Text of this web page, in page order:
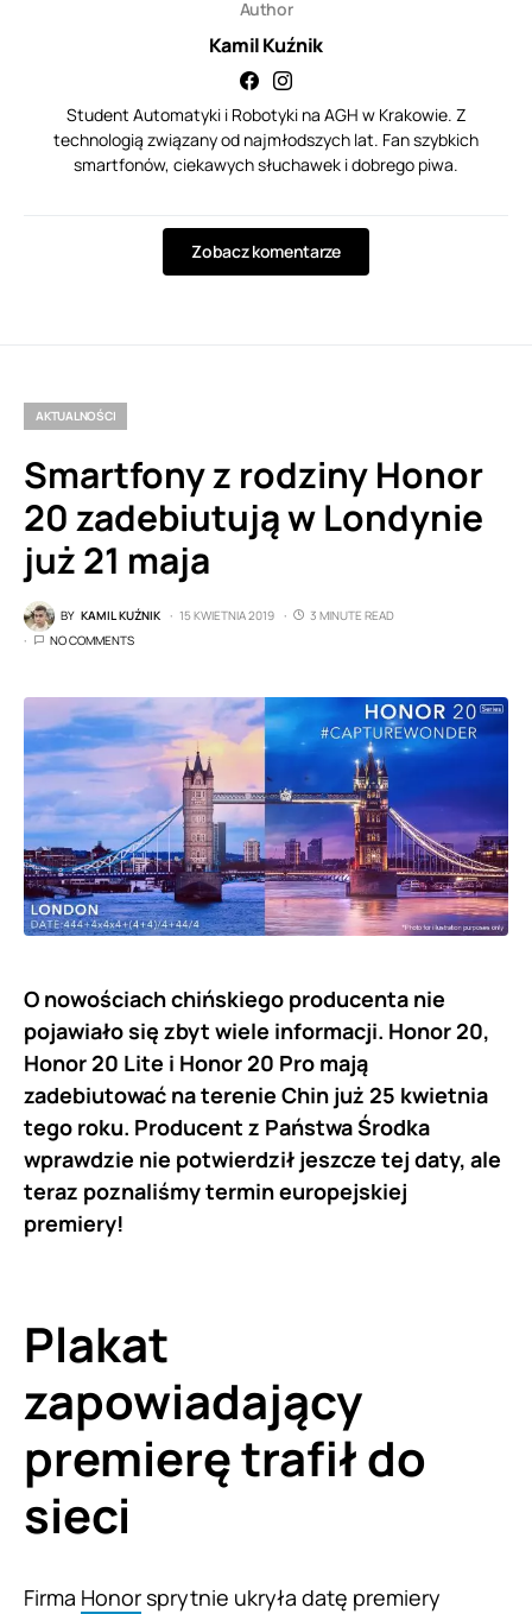
Author
Kamil Kuźnik
Student Automatyki i Robotyki na AGH w Krakowie. Z
technologią związany od najmłodszych lat. Fan szybkich
smartfonów, ciekawych słuchawek i dobrego piwa.
Zobacz komentarze
AKTUALNOŚCI
Smartfony z rodziny Honor
20 zadebiutują w Londynie
już 21 maja
BY KAMIL KUŹNIK 15 KWIETNIA 2019
3 MINUTE READ
NO COMMENTS
O nowościach chińskiego producenta nie
pojawiało się zbyt wiele informacji. Honor 20,
Honor 20 Lite i Honor 20 Pro mają
zadebiutować na terenie Chin już 25 kwietnia
tego roku. Producent z Państwa Środka
wprawdzie nie potwierdził jeszcze tej daty, ale
teraz poznaliśmy termin europejskiej
premiery!
Plakat
zapowiadający
premierę trafił do
sieci
Firma Honorsprytnie ukryła datę premiery